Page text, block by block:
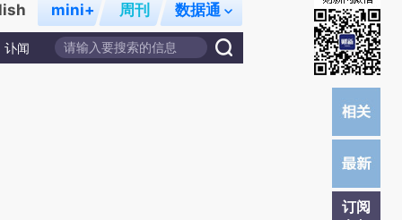
mini+ 周刊 数据通
讣闻
订阅